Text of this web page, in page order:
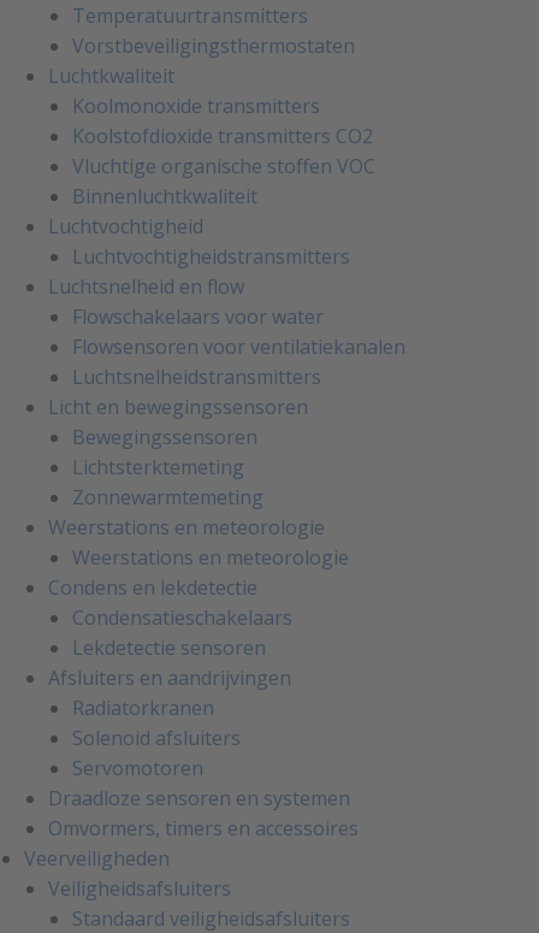
Temperatuurtransmitters
Vorstbeveiligingsthermostaten
Luchtkwaliteit
Koolmonoxide transmitters
Koolstofdioxide transmitters CO2
Vluchtige organische stoffen VOC
Binnenluchtkwaliteit
Luchtvochtigheid
Luchtvochtigheidstransmitters
Luchtsnelheid en flow
Flowschakelaars voor water
Flowsensoren voor ventilatiekanalen
Luchtsnelheidstransmitters
Licht en bewegingssensoren
Bewegingssensoren
Lichtsterktemeting
Zonnewarmtemeting
Weerstations en meteorologie
Weerstations en meteorologie
Condens en lekdetectie
Condensatieschakelaars
Lekdetectie sensoren
Afsluiters en aandrijvingen
Radiatorkranen
Solenoid afsluiters
Servomotoren
Draadloze sensoren en systemen
Omvormers, timers en accessoires
Veerveiligheden
Veiligheidsafsluiters
Standaard veiligheidsafsluiters